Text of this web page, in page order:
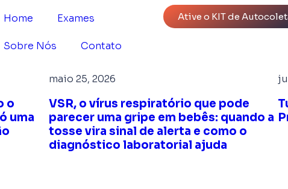
Home Exames
Sobre Nós Contato
Ative o KIT de
o
uma
maio 25, 2026
VSR, o vírus respiratório que pode
parecer uma gripe em bebês: quando a
tosse vira sinal de alerta e como o
diagnóstico laboratorial ajuda